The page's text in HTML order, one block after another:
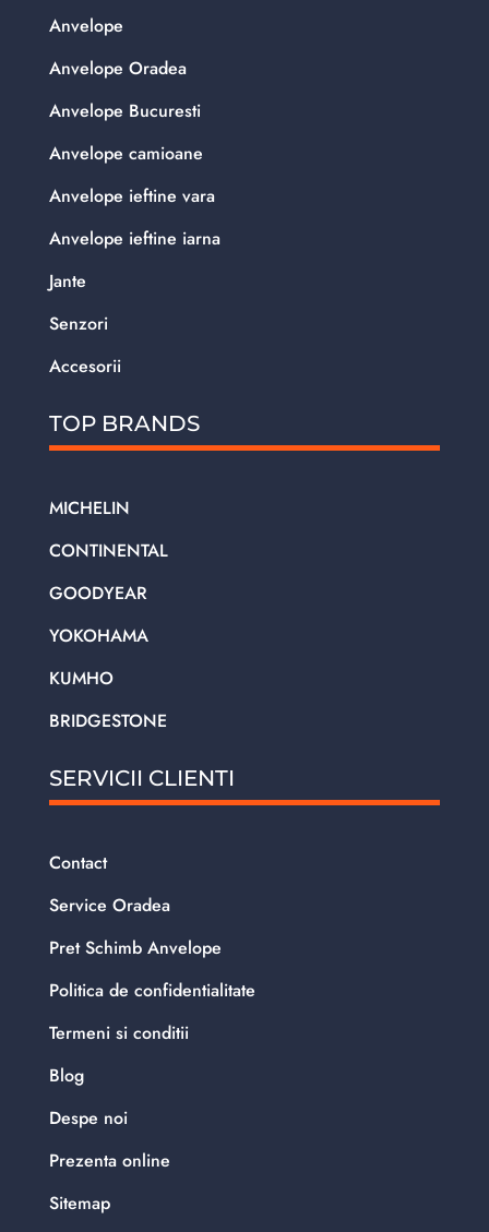
Anvelope
Anvelope Oradea
Anvelope Bucuresti
Anvelope camioane
Anvelope ieftine vara
Anvelope ieftine iarna
Jante
Senzori
Accesorii
TOP BRANDS
MICHELIN
CONTINENTAL
GOODYEAR
YOKOHAMA
KUMHO
BRIDGESTONE
SERVICII CLIENTI
Contact
Service Oradea
Pret Schimb Anvelope
Politica de confidentialitate
Termeni si conditii
Blog
Despe noi
Prezenta online
Sitemap